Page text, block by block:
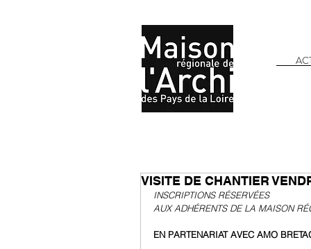
VISITE DE CHANTIER
INSCRIPTIONS RÉSERVÉES
AUX ADHÉRENTS DE LA MAISON
EN PARTENARIAT AVEC AMO